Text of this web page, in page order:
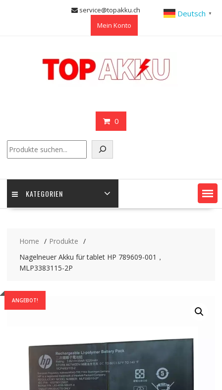
service@topakku.ch
Mein Konto
0
KATEGORIEN
Home
Produkte
Nagelneuer Akku für tablet HP 789609-001，
MLP3383115-2P
ANGEBOT!
Deutsch ▼